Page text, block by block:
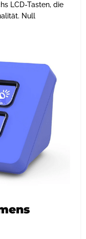
LCD-Tasten, die
Null